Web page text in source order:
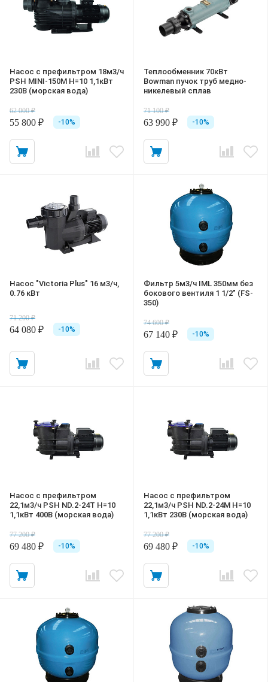
Насос с префильтром 18м3/ч
PSH MINI-150M Н=10 1,1кВт
230В (морская вода)
62 000 ₽
55 800 ₽ -10%
Теплообменник 70кВт
Bowman пучок труб медно-
никелевый сплав
71 100 ₽
63 990 ₽ -10%
Насос "Victoria Plus" 16 м3/ч,
0.76 кВт
71 200 ₽
64 080 ₽ -10%
Фильтр 5м3/ч IML 350мм без
бокового вентиля 1 1/2" (FS-
350)
74 600 ₽
67 140 ₽ -10%
Насос с префильтром
22,1м3/ч PSH ND.2-24T Н=10
1,1кВт 400В (морская вода)
77 200 ₽
69 480 ₽ -10%
Насос с префильтром
22,1м3/ч PSH ND.2-24M Н=10
1,1кВт 230В (морская вода)
77 200 ₽
69 480 ₽ -10%